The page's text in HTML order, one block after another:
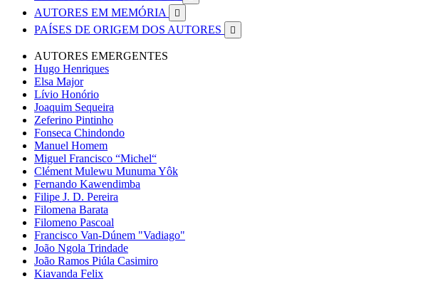
AUTORES EM MEMÓRIA 
PAÍSES DE ORIGEM DOS AUTORES 
AUTORES EMERGENTES
Hugo Henriques
Elsa Major
Lívio Honório
Joaquim Sequeira
Zeferino Pintinho
Fonseca Chindondo
Manuel Homem
Miguel Francisco “Michel“
Clément Mulewu Munuma Yôk
Fernando Kawendimba
Filipe J. D. Pereira
Filomena Barata
Filomeno Pascoal
Francisco Van-Dúnem "Vadiago"
João Ngola Trindade
João Ramos Piúla Casimiro
Kiavanda Felix